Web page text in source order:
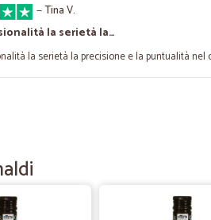
—Tina V.
la serietà la…
la serietà la precisione e la puntualità nel